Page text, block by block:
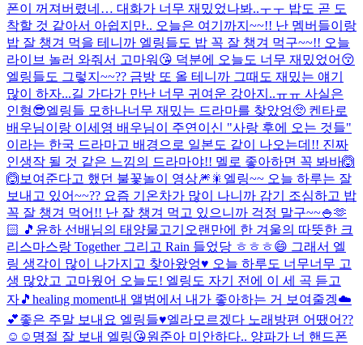
폰이 꺼져버렸네… 대화가 너무 재밌었나봐..ㅜㅜ 밥도 곧 도
착할 것 같아서 아쉽지만.. 오늘은 여기까지~~!! 난 멤버들이랑
밥 잘 챙겨 먹을 테니까 엘링들도 밥 꼭 잘 챙겨 먹구~~!! 오늘
라이브 놀러 와줘서 고마워😘 덕분에 오늘도 너무 재밌었어😚
엘링들도 그렇지~~?? 금방 또 올 테니까 그때도 재밌는 얘기
많이 하자...길 가다가 만난 너무 귀여운 강아지..ㅠㅠ 사실은
인형😎엘링들 모하나너무 재밌는 드라마를 찾았엉🥺 켄타로
배우님이랑 이세영 배우님이 주연이신 "사랑 후에 오는 것들"
이라는 한국 드라마고 배경으로 일본도 같이 나오는데!! 진짜
인생작 될 것 같은 느낌의 드라마야!! 멜로 좋아하면 꼭 봐바🙆
🙆 보여준다고 했던 불꽃놀이 영상🎆🎇 엘링~~ 오늘 하루는 잘
보내고 있어~~?? 요즘 기온차가 많이 나니까 감기 조심하고 밥
꼭 잘 챙겨 먹어!! 난 잘 챙겨 먹고 있으니까 걱정 말구~~🍚🫶
🏻 🎵윤하 선배님의 태양물고기 오랜만에 한 겨울의 따뜻한 크
리스마스랑 Together 그리고 Rain 들었당 ㅎㅎㅎ😄 그래서 엘
링 생각이 많이 나가지고 찾아왔엉♥ 오늘 하루도 너무너무 고
생 많았고 고마웠어 오늘도! 엘링도 자기 전에 이 세 곡 듣고
자🎵 healing moment내 앨범에서 내가 좋아하는 거 보여줄겡☁️
💕좋은 주말 보내요 엘링들♥엘라모르겠다 노래방편 어땠어??
☺☺ 명절 잘 보내 엘링😘원준아 미안하다.. 양파가 너 핸드폰